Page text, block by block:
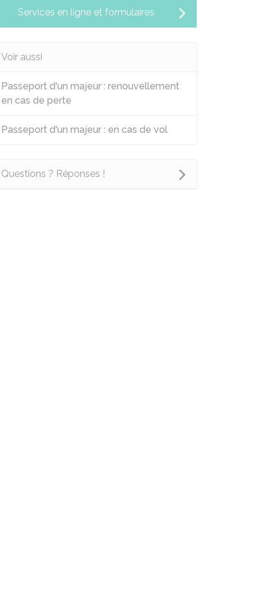
Services en ligne et formulaires
Voir aussi
Passeport d'un majeur : renouvellement
en cas de perte
Passeport d'un majeur : en cas de vol
Questions ? Réponses !